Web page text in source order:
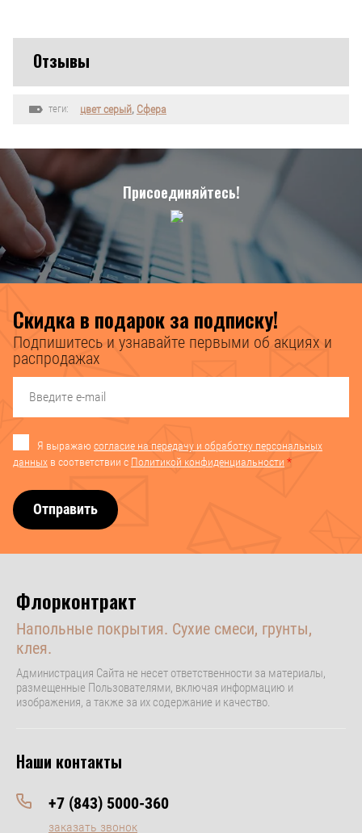
Отзывы
теги: цвет серый, Сфера
Присоединяйтесь!
Скидка в подарок за подписку!
Подпишитесь и узнавайте первыми об акциях и
распродажах
Я выражаю согласие на передачу и обработку персональных
данных в соответствии с Политикой конфиденциальности *
Отправить
Флорконтракт
Напольные покрытия. Сухие смеси, грунты,
клея.
Администрация Сайта не несет ответственности за материалы,
размещенные Пользователями, включая информацию и
изображения, а также за их содержание и качество.
Наши контакты
+7 (843) 5000-360
заказать звонок